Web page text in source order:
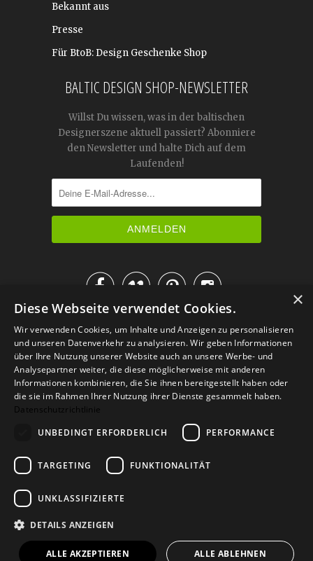
Bekannt aus
Presse
Für BtoB: Design Geschenke Shop
BALTIC DESIGN SHOP-NEWSLETTER
Willst Du wissen, was in der baltischen
Designerszene aktuell passiert? Abonniere
den Newsletter und halte Dich auf dem
Laufenden!

IM KATALOG BLÄTTERN
Versand Zahlarten
Retoure
Widerrufsformular
© 2026Baltic Design Shop. Baltic Design Shop
×
Diese Webseite verwendet Cookies.
Wir verwenden Cookies, um Inhalte und Anzeigen zu personalisieren
und unseren Datenverkehr zu analysieren. Wir geben Informationen
über Ihre Nutzung unserer Website auch an unsere Werbe- und
Analysepartner weiter, die diese möglicherweise mit anderen
Informationen kombinieren, die Sie ihnen bereitgestellt haben oder
die sie im Rahmen Ihrer Nutzung ihrer Dienste gesammelt haben.
Datenschutzrichtlinie
UNBEDINGT ERFORDERLICH
PERFORMANCE
TARGETING FUNKTIONALITÄT
UNKLASSIFIZIERTE
DETAILS ANZEIGEN
ALLE AKZEPTIEREN ALLE ABLEHNEN